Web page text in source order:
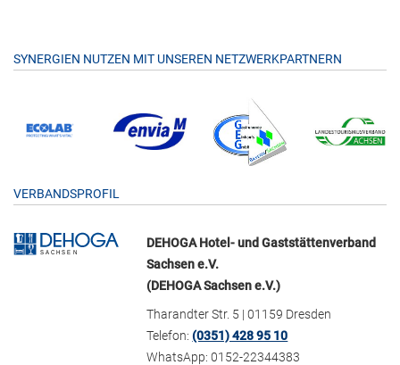
SYNERGIEN NUTZEN MIT UNSEREN NETZWERKPARTNERN
VERBANDSPROFIL
DEHOGA Hotel- und Gaststättenverband
Sachsen e.V.
(DEHOGA Sachsen e.V.)
Tharandter Str. 5 | 01159 Dresden
Telefon:(0351) 428 95 10
WhatsApp: 0152-22344383